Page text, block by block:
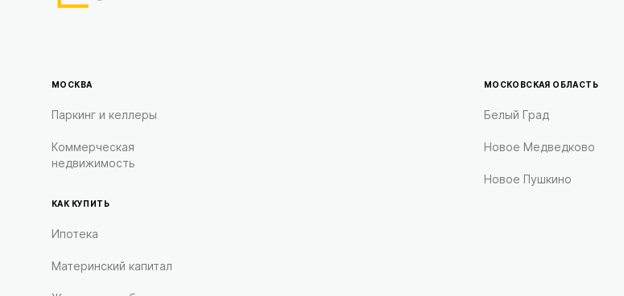
МОСКВА
Паркинг и келлеры
Коммерческая
недвижимость
КАК КУПИТЬ
Ипотека
Материнский капитал
МОСКОВСКАЯ ОБЛАСТЬ
Белый Град
Новое Медведково
Новое Пушкино